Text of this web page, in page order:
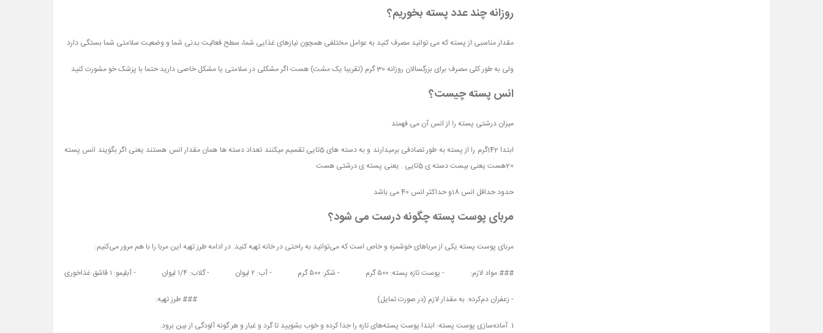
روزانه چند عدد پسته بخوریم؟
مقدار مناسبی از پسته که می توانید مصرف کنید به عوامل مختلفی همچون نیازهای غذایی شما، سطح فعالیت بدنی شما و وضعیت سلامتی شما بستگی دارد
ولی به طور کلی مصرف برای بزرگسالان روزانه 30 گرم (تقریبا یک مشت) هست اگر مشکلی در سلامتی یا مشکل خاصی دارید حتما با پزشک خو مشورت کنید
انس پسته چیست؟
میزان درشتی پسته را از انس آن می فهمند
ابتدا 142گرم را از پسته به طور تصادفی برمیدارند و به دسته های 5تایی تقسیم میکنند تعداد دسته ها همان مقدار انس هستند یعنی اگر بگویند انس پسته
20هست یعنی بیست دسته ی 5تایی . یعنی پسته ی درشتی هست
حدود حداقل انس 18و حداکثر انس 40 می باشد
مربای پوست پسته چگونه درست می شود؟
‎### طرز تهیه:
‎1. آماده‌سازی پوست پسته: ابتدا پوست پسته‌های تازه را جدا کرده و خوب بشویید تا گرد و غبار و هر گونه آلودگی از بین برود.